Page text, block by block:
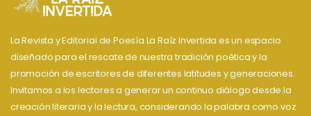
La Revista y Editorial de Poesía La Raíz Invertida es un espacio
diseñado para el rescate de nuestra tradición poética y la
promoción de escritores de diferentes latitudes y generaciones.
Invitamos a los lectores a generar un continuo diálogo desde la
creación literaria y la lectura, considerando la palabra como voz